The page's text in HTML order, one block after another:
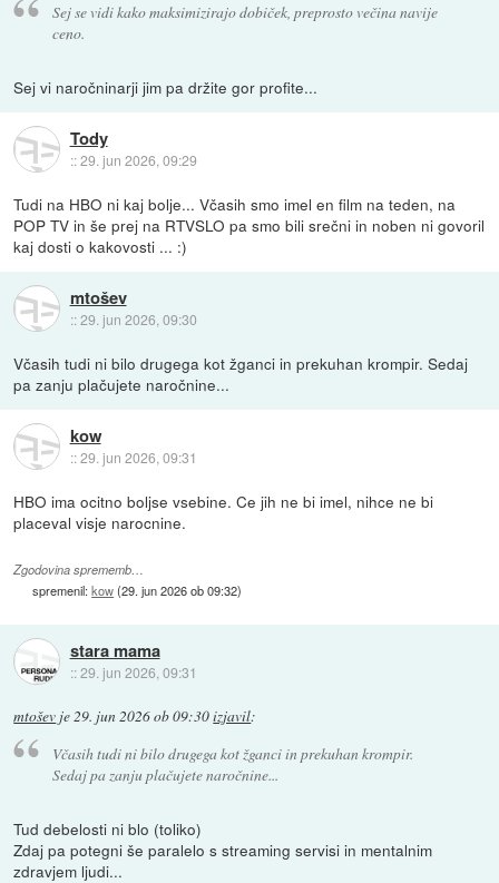
Sej se vidi kako maksimizirajo dobiček, preprosto večina navije
ceno.
Sej vi naročninarji jim pa držite gor profite...
Tody
::29. jun 2026, 09:29
Tudi na HBO ni kaj bolje... Včasih smo imel en film na teden, na
POP TV in še prej na RTVSLO pa smo bili srečni in noben ni govoril
kaj dosti o kakovosti ... :)
mtošev
::29. jun 2026, 09:30
Včasih tudi ni bilo drugega kot žganci in prekuhan krompir. Sedaj
pa zanju plačujete naročnine...
kow
::29. jun 2026, 09:31
HBO ima ocitno boljse vsebine. Ce jih ne bi imel, nihce ne bi
placeval visje narocnine.
Zgodovina sprememb…
spremenil:kow(29. jun 2026 ob 09:32)
stara mama
::29. jun 2026, 09:31
mtošev je29. jun 2026 ob 09:30izjavil:
Včasih tudi ni bilo drugega kot žganci in prekuhan krompir.
Sedaj pa zanju plačujete naročnine...
Tud debelosti ni blo (toliko)
Zdaj pa potegni še paralelo s streaming servisi in mentalnim
zdravjem ljudi...